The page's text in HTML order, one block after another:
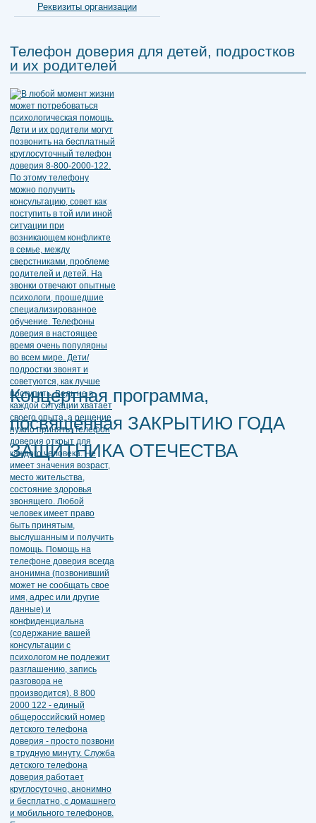
Реквизиты организации
Телефон доверия для детей, подростков
и их родителей
Концертная программа,
посвященная ЗАКРЫТИЮ ГОДА
ЗАЩИТНИКА ОТЕЧЕСТВА